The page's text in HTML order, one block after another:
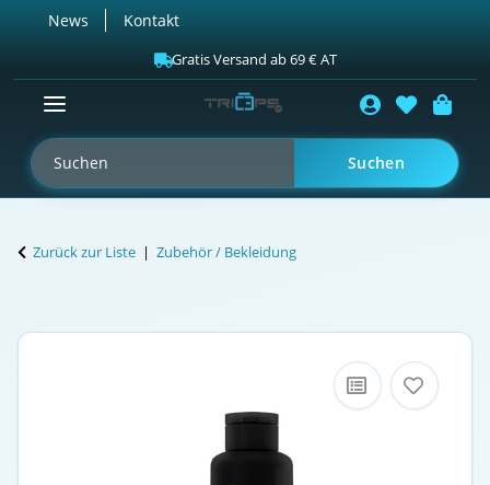
News Kontakt
Gratis Versand ab 69 € AT
Suchen
Zurück zur Liste Zubehör / Bekleidung